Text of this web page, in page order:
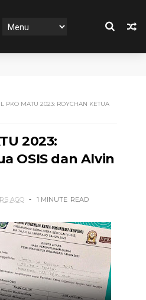
PKO MATU 2023: ROYCHAN KETUA
2023:
OSIS dan Alvin
AGO 1 MINUTE READ